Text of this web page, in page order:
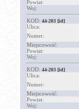
Powiat:
Woj:
KOD: 44-203 [id]
Ulica:
Numer:
Miejscowość:
Powiat:
Woj:
KOD: 44-203 [id]
Ulica:
Numer:
Miejscowość:
Powiat:
Woj: